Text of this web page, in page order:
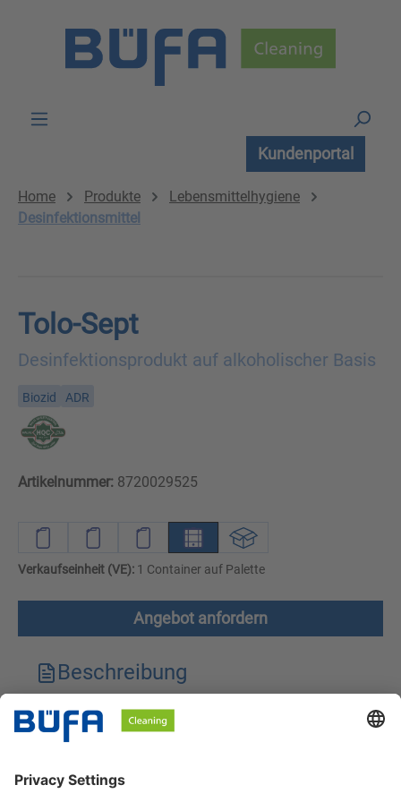
Kundenportal
Home Produkte
Lebensmittelhygiene
Desinfektionsmittel
Tolo-Sept
Desinfektionsprodukt auf alkoholischer Basis
Biozid ADR
Artikelnummer: 8720029525
Verkaufseinheit (VE): 1 Container auf Palette
Angebot anfordern
Beschreibung
Technische Merkmale
Sicherheitshinweise